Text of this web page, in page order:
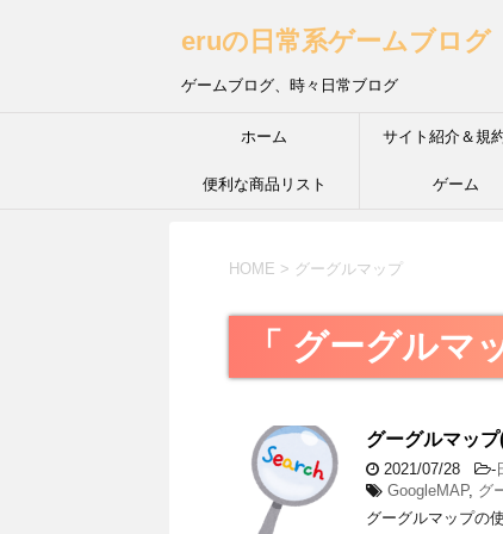
eruの日常系ゲームブログ
ゲームブログ、時々日常ブログ
ホーム サイト紹介＆規
´з`・) ＩＮＦＰ的
便利な商品リスト ゲーム
HOME > グーグルマップ
「 グーグルマ
グーグルマッ
2021/07/28 -
GoogleMAP, グ
グーグルマップの